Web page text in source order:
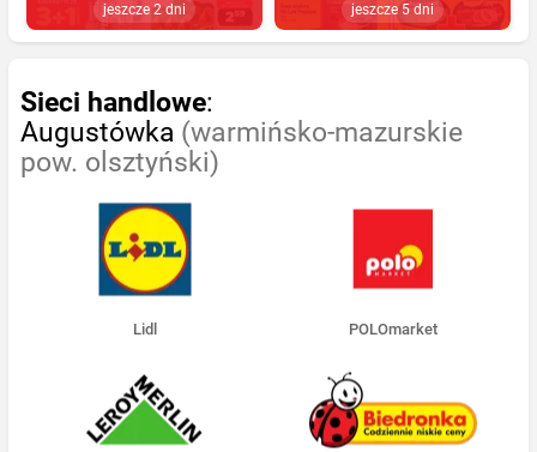
jeszcze 2 dni jeszcze 5 dni
Sieci handlowe:
Augustówka (warmińsko-mazurskie
pow. olsztyński)
Lidl POLOmarket